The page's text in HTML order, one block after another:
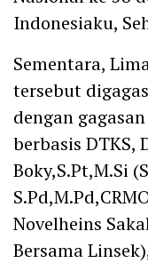
Indonesiaku,
Sementara,
tersebut
dengan
berbasis DTKS,
Boky,S.Pt,M.Si
Novelheins
Bersama